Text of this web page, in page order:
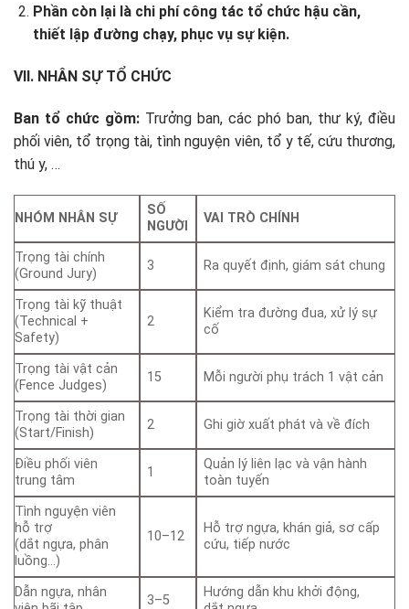
Phần còn lại là chi phí công tác tổ chức hậu cần,
thiết lập đường chạy, phục vụ sự kiện.
VII. NHÂN SỰ TỔ CHỨC
Ban tổ chức gồm: Trưởng ban, các phó ban, thư ký, điều
phối viên, tổ trọng tài, tình nguyện viên, tổ y tế, cứu thương,
thú y, …
NHÓM NHÂN SỰ
SỐ
NGƯỜI
VAI TRÒ CHÍNH
Trọng tài chính
(Ground Jury)
3 Ra quyết định, giám sát chung
Trọng tài kỹ thuật
(Technical +
Safety)
2
Kiểm tra đường đua, xử lý sự
cố
Trọng tài vật cản
(Fence Judges)
15 Mỗi người phụ trách 1 vật cản
Trọng tài thời gian
(Start/Finish)
2 Ghi giờ xuất phát và về đích
Điều phối viên
trung tâm
1
Quản lý liên lạc và vận hành
toàn tuyến
Tình nguyện viên
hỗ trợ
(dắt ngựa, phân
luồng…)
10–12
Hỗ trợ ngựa, khán giả, sơ cấp
cứu, tiếp nước
Dẫn ngựa, nhân
3–5
Hướng dẫn khu khởi động,